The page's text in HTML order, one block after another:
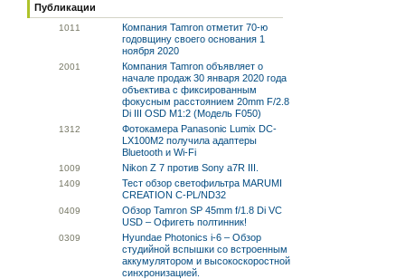
Публикации
1011
Компания Tamron отметит 70-ю
годовщину своего основания 1
ноября 2020
2001
Компания Tamron объявляет о
начале продаж 30 января 2020 года
объектива с фиксированным
фокусным расстоянием 20mm F/2.8
Di III OSD M1:2 (Модель F050)
1312
Фотокамера Panasonic Lumix DC-
LX100M2 получила адаптеры
Bluetooth и Wi-Fi
1009 Nikon Z 7 против Sony a7R III.
1409
Тест обзор светофильтра MARUMI
CREATION C-PL/ND32
0409
Обзор Tamron SP 45mm f/1.8 Di VC
USD – Офигеть полтинник!
0309
Hyundae Photonics i-6 – Обзор
студийной вспышки со встроенным
аккумулятором и высокоскоростной
синхронизацией.